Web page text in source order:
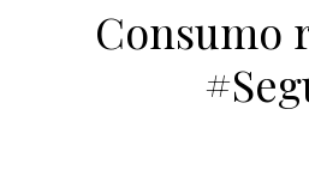
Consumo